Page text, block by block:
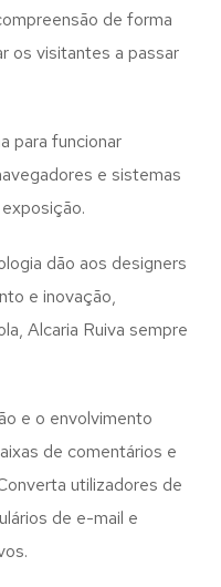
de forma
os visitantes a passar
para funcionar
e sistemas
dão aos designers
e inovação,
Alcaria Ruiva sempre
e o envolvimento
de comentários e
utilizadores de
de e-mail e